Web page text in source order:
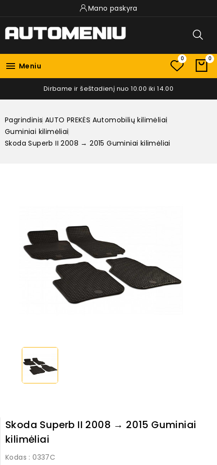
Mano paskyra
 Meniu
0 0
Dirbame ir šeštadienį nuo 10.00 iki 14.00
Pagrindinis AUTO PREKĖS Automobilių kilimėliai
Guminiai kilimėliai
Skoda Superb II 2008 → 2015 Guminiai kilimėliai
Skoda Superb II 2008 → 2015 Guminiai
kilimėliai
Kodas : 0337C